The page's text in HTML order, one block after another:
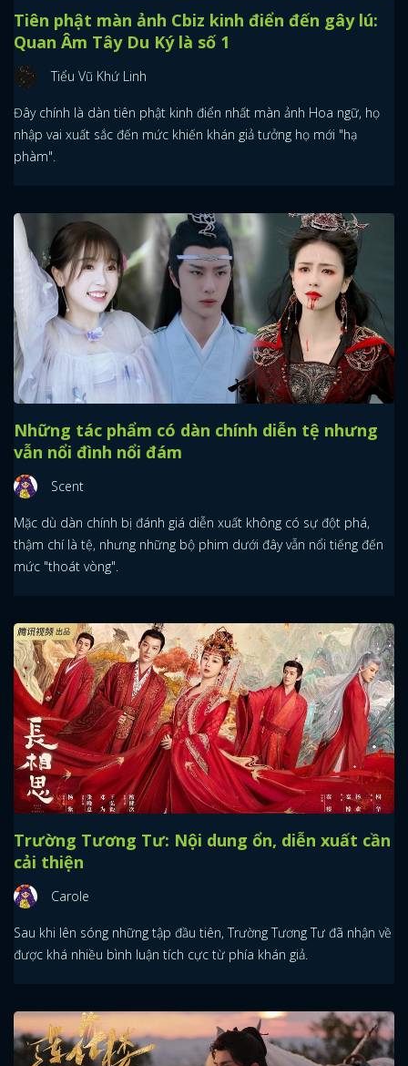
Tiên phật màn ảnh Cbiz kinh điển đến gây lú:
Quan Âm Tây Du Ký là số 1
Tiểu Vũ Khứ Linh
Đây chính là dàn tiên phật kinh điển nhất màn ảnh Hoa ngữ, họ
nhập vai xuất sắc đến mức khiến khán giả tưởng họ mới "hạ
phàm".
Những tác phẩm có dàn chính diễn tệ nhưng
vẫn nổi đình nổi đám
Scent
Mặc dù dàn chính bị đánh giá diễn xuất không có sự đột phá,
thậm chí là tệ, nhưng những bộ phim dưới đây vẫn nổi tiếng đến
mức "thoát vòng".
Trường Tương Tư: Nội dung ổn, diễn xuất cần
cải thiện
Carole
Sau khi lên sóng những tập đầu tiên, Trường Tương Tư đã nhận về
được khá nhiều bình luận tích cực từ phía khán giả.